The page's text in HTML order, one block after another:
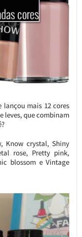
mais 12 cores
leves, que combinam
Know crystal, Shiny
rose, Pretty pink,
blossom e Vintage